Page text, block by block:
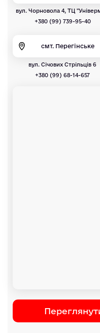
вул. Чорновола 4, ТЦ
+380 (99) 739-95-40
смт. Перегінське
вул. Січових Стрільців 6
+380 (99) 68-14-657